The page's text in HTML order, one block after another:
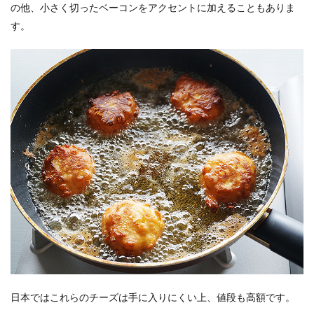
の他、小さく切ったベーコンをアクセントに加えることもありま
す。
日本ではこれらのチーズは手に入りにくい上、値段も高額です。